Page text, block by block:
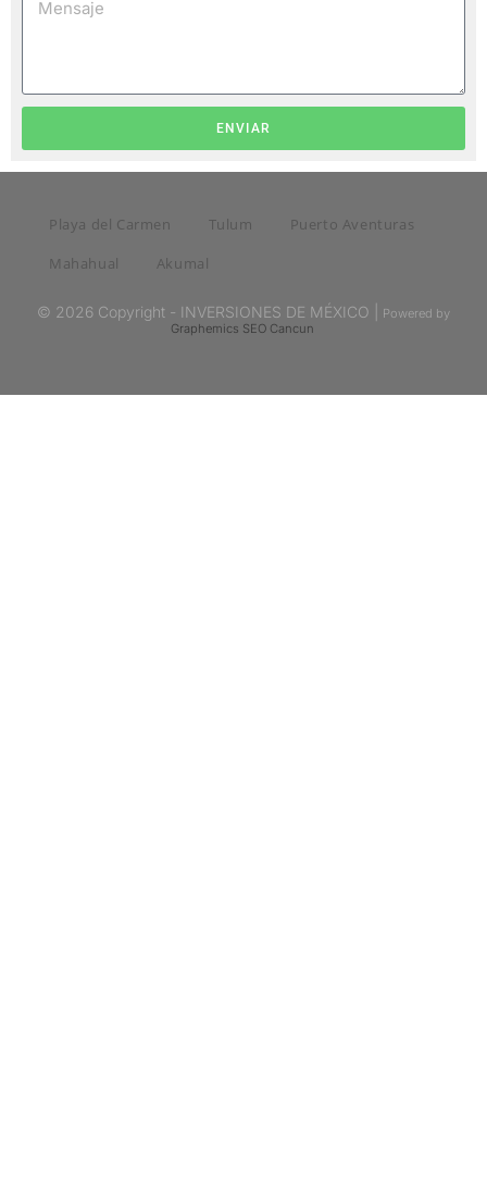
ENVIAR
Playa del Carmen Tulum
Puerto Aventuras
Mahahual
Akumal
© 2026 Copyright - INVERSIONES DE MÉXICO |
Powered by
Graphemics SEO Cancun